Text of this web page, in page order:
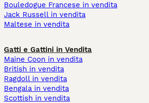
Bouledogue Francese in vendita
Jack Russell in vendita
Maltese in vendita
Gatti e Gattini in Vendita
Maine Coon in vendita
British in vendita
Ragdoll in vendita
Bengala in vendita
Scottish in vendita